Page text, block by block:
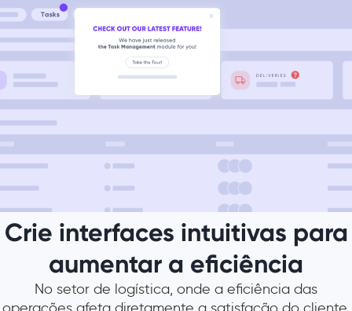
Crie interfaces intuitivas para
aumentar a eficiência
No setor de logística, onde a eficiência das